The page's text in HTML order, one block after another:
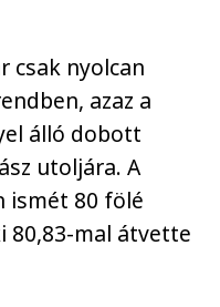
csak nyolcan
azaz a
álló dobott
utoljára. A
ismét 80 fölé
80,83-mal átvette